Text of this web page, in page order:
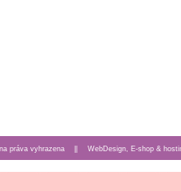
práva vyhrazena || WebDesign, E-shop &